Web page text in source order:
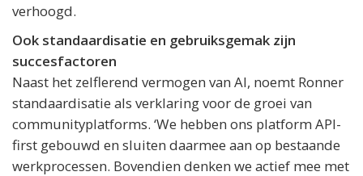
verhoogd.
Ook standaardisatie en gebruiksgemak zijn
succesfactoren
Naast het zelflerend vermogen van AI, noemt Ronner
standaardisatie als verklaring voor de groei van
communityplatforms. ‘We hebben ons platform API-
first gebouwd en sluiten daarmee aan op bestaande
werkprocessen. Bovendien denken we actief mee met